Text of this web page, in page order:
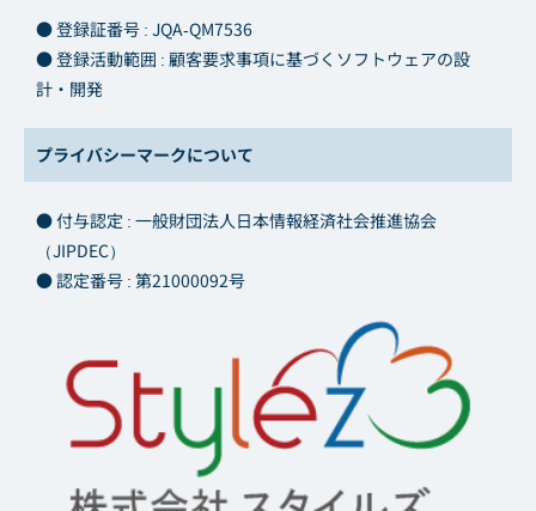
● 登録証番号 : JQA-QM7536
● 登録活動範囲 : 顧客要求事項に基づくソフトウェアの設
計・開発
プライバシーマークについて
● 付与認定 : 一般財団法人日本情報経済社会推進協会
（JIPDEC）
● 認定番号 : 第21000092号